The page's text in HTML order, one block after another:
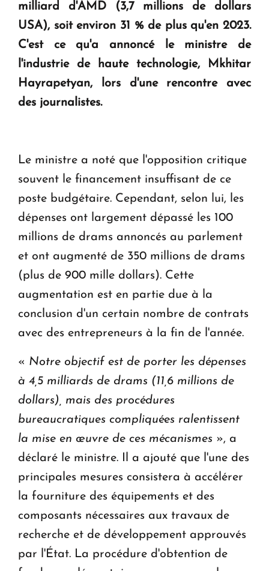
en Arménie
Le premier hôtel Hyatt Regency d'Arménie
ouvrira ses portes à Dilijan
milliard d'AMD (3,7 millions de dollars
USA), soit environ 31 % de plus qu'en 2023.
C'est ce qu'a annoncé le ministre de
l'industrie de haute technologie, Mkhitar
Hayrapetyan, lors d'une rencontre avec
des journalistes.
Le ministre a noté que l'opposition critique
souvent le financement insuffisant de ce
poste budgétaire. Cependant, selon lui, les
dépenses ont largement dépassé les 100
millions de drams annoncés au parlement
et ont augmenté de 350 millions de drams
(plus de 900 mille dollars). Cette
augmentation est en partie due à la
conclusion d'un certain nombre de contrats
avec des entrepreneurs à la fin de l'année.
« Notre objectif est de porter les dépenses
à 4,5 milliards de drams (11,6 millions de
dollars), mais des procédures
bureaucratiques compliquées ralentissent
la mise en œuvre de ces mécanismes », a
déclaré le ministre. Il a ajouté que l'une des
principales mesures consistera à accélérer
la fourniture des équipements et des
composants nécessaires aux travaux de
recherche et de développement approuvés
par l'État. La procédure d'obtention de